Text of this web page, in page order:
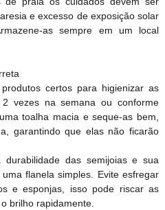
e excesso de exposição solar
as sempre em um local
certos para higienizar as
vezes na semana ou conforme
toalha macia e seque-as bem,
garantindo que elas não ficarão
das semijoias e sua
flanela simples. Evite esfregar
e esponjas, isso pode riscar as
brilho rapidamente.